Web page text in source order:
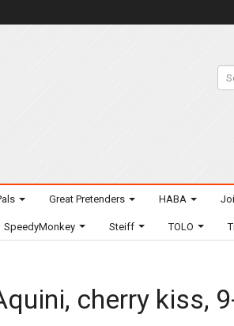
Great Pretenders HABA
SpeedyMonkey Steiff TOLO
cherry kiss,